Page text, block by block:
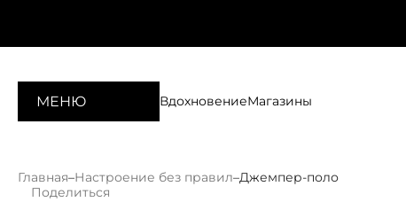
МЕНЮ ВдохновениеМагазины
Главная–Настроение без правил–Джемпер-поло
Поделиться